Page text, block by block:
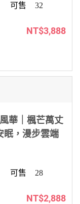
32
NT$3,888
華｜楓芒萬丈
眠，漫步雲端
28
NT$2,888